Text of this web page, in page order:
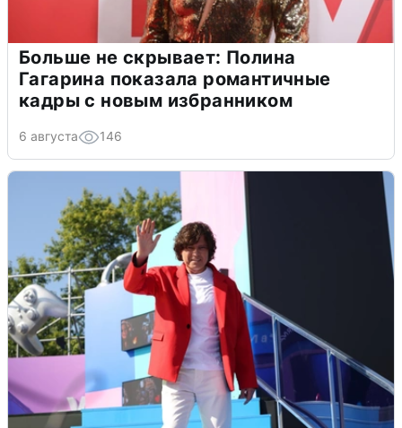
Больше не скрывает: Полина
Гагарина показала романтичные
кадры с новым избранником
6 августа 146